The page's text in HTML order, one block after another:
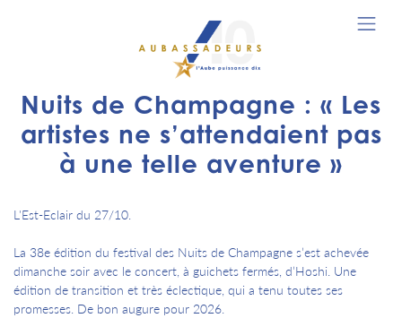
Nuits de Champagne : « Les
artistes ne s’attendaient pas
à une telle aventure »
L'Est-Eclair du 27/10.
La 38e édition du festival des Nuits de Champagne s’est achevée
dimanche soir avec le concert, à guichets fermés, d’Hoshi. Une
édition de transition et très éclectique, qui a tenu toutes ses
promesses. De bon augure pour 2026.